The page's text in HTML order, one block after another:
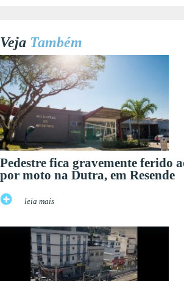
Veja Também
Pedestre fica gravemente ferido
por moto na Dutra, em Resende
leia mais